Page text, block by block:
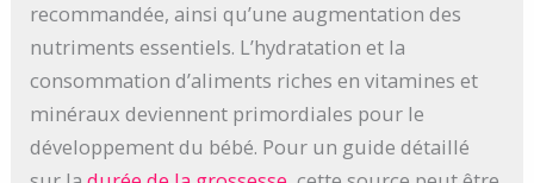
recommandée, ainsi qu’une augmentation des
nutriments essentiels. L’hydratation et la
consommation d’aliments riches en vitamines et
minéraux deviennent primordiales pour le
développement du bébé. Pour un guide détaillé